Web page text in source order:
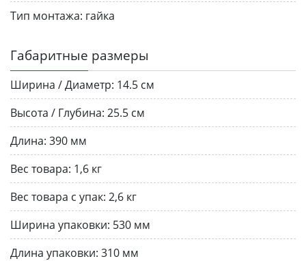
Тип монтажа: гайка
Габаритные размеры
Ширина / Диаметр: 14.5 см
Высота / Глубина: 25.5 см
Длина: 390 мм
Вес товара: 1,6 кг
Вес товара с упак: 2,6 кг
Ширина упаковки: 530 мм
Длина упаковки: 310 мм